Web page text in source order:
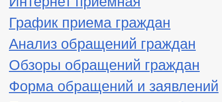
График приема граждан
Анализ обращений граждан
Обзоры обращений граждан
Форма обращений и заявлений